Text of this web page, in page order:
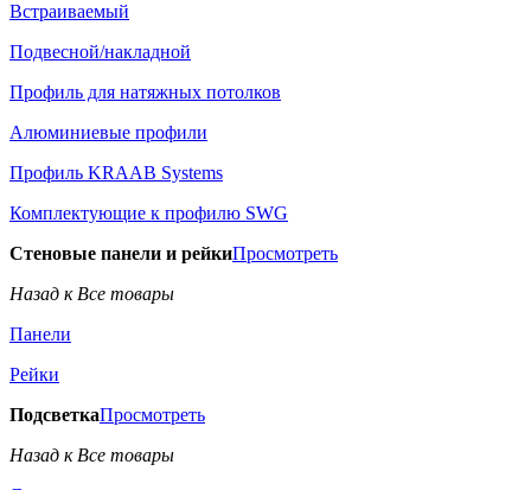
Встраиваемый
Подвесной/накладной
Профиль для натяжных потолков
Алюминиевые профили
Профиль KRAAB Systems
Комплектующие к профилю SWG
Стеновые панели и рейкиПросмотреть
Назад к Все товары
Панели
Рейки
ПодсветкаПросмотреть
Назад к Все товары